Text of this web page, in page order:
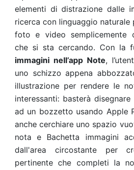
elementi di distrazione dalle
ricerca con linguaggio
foto e video semplicemente
che si sta cercando. Con la
immagini nell’app Note,
uno schizzo appena
illustrazione per rendere le
interessanti: basterà
ad un bozzetto usando Apple
anche cerchiare uno spazio
nota e Bachetta immagini
dall'area circostante per
pertinente che completi la